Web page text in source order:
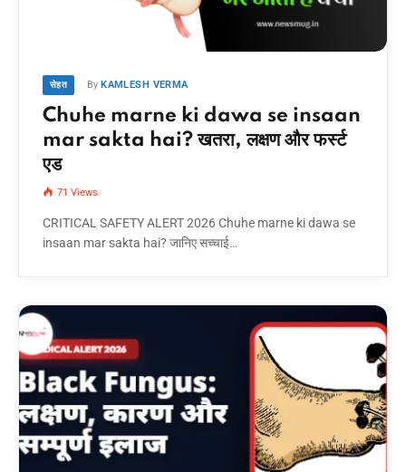
सेहत By KAMLESH VERMA
Chuhe marne ki dawa se insaan
mar sakta hai? खतरा, लक्षण और फर्स्ट
एड
71 Views
CRITICAL SAFETY ALERT 2026 Chuhe marne ki dawa se
insaan mar sakta hai? जानिए सच्चाई…